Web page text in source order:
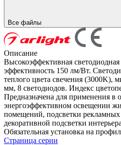
Все файлы
Описание
Высокоэффективная
эффективность 150 лм/Вт.
теплого цвета свечения (3000K),
мм, 8 светодиодов. Индекс
Предназначена для применения в
энергоэффективном освещении
помещений, подсветки
декоративной подсветки
Обязательная установка на
Страница серии